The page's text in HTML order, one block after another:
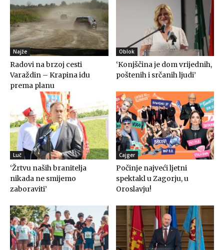
Najže
Radovi na brzoj cesti
Varaždin – Krapina idu
prema planu
Oblok
‘Konjščina je dom vrijednih,
poštenih i srčanih ljudi’
Luč
‘Žrtvu naših branitelja
nikada ne smijemo
zaboraviti’
Cajger
Počinje najveći ljetni
spektakl u Zagorju, u
Oroslavju!